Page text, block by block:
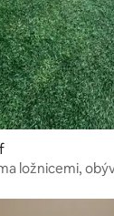
ložnicemi,